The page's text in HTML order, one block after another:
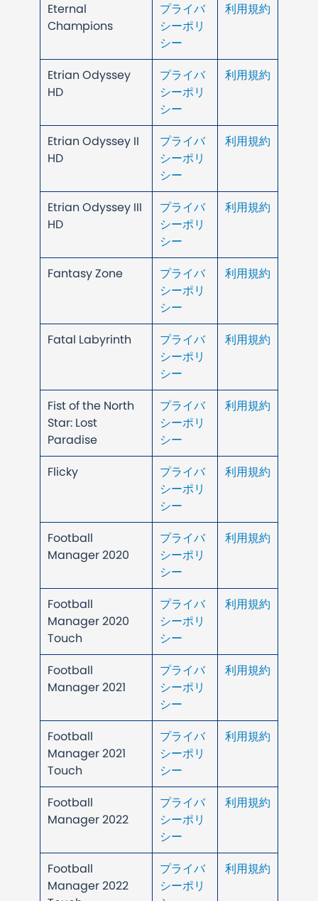
Eternal
Champions
プライバ
シーポリ
シー
利用規約
Etrian Odyssey
HD
プライバ
シーポリ
シー
利用規約
Etrian Odyssey II
HD
プライバ
シーポリ
シー
利用規約
Etrian Odyssey III
HD
プライバ
シーポリ
シー
利用規約
Fantasy Zone
プライバ
シーポリ
シー
利用規約
Fatal Labyrinth
プライバ
シーポリ
シー
利用規約
Fist of the North
Star: Lost
Paradise
プライバ
シーポリ
シー
利用規約
Flicky
プライバ
シーポリ
シー
利用規約
Football
Manager 2020
プライバ
シーポリ
シー
利用規約
Football
Manager 2020
Touch
プライバ
シーポリ
シー
利用規約
Football
Manager 2021
プライバ
シーポリ
シー
利用規約
Football
Manager 2021
Touch
プライバ
シーポリ
シー
利用規約
Football
Manager 2022
プライバ
シーポリ
シー
利用規約
Football
Manager 2022
プライバ
シーポリ
利用規約